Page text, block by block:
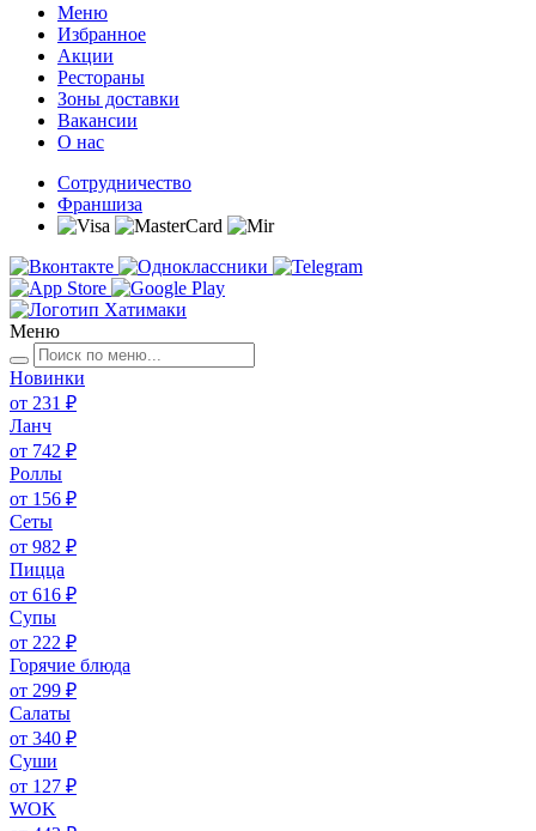
Меню
Избранное
Акции
Рестораны
Зоны доставки
Вакансии
О нас
Сотрудничество
Франшиза
Меню
Новинки
от 231 ₽
Ланч
от 742 ₽
Роллы
от 156 ₽
Сеты
от 982 ₽
Пицца
от 616 ₽
Супы
от 222 ₽
Горячие блюда
от 299 ₽
Салаты
от 340 ₽
Суши
от 127 ₽
WOK